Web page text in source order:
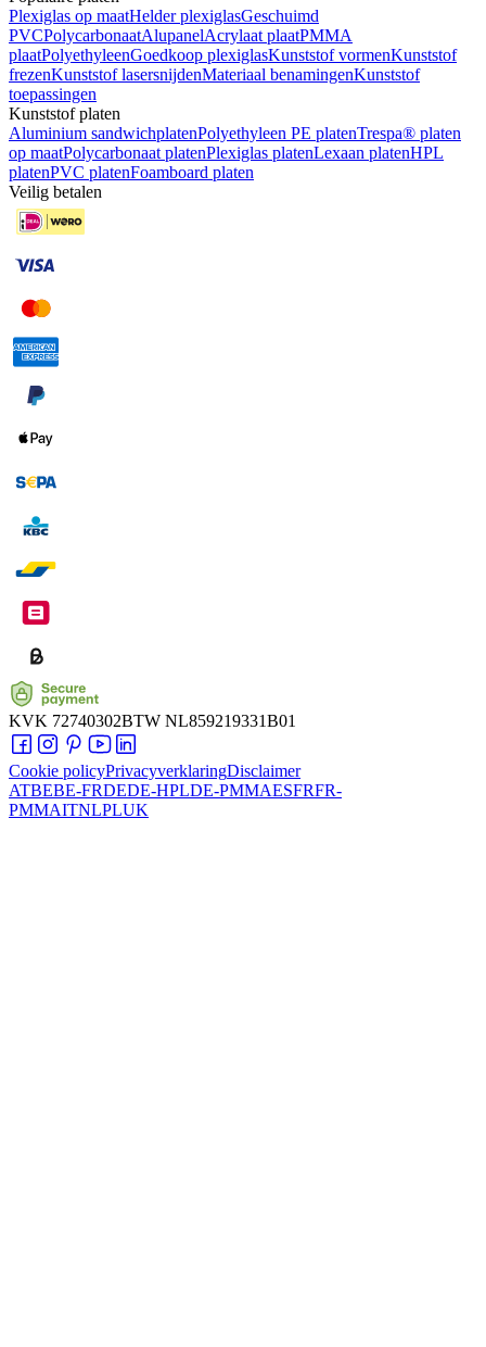
Plexiglas op maatHelder plexiglasGeschuimd
PVCPolycarbonaatAlupanelAcrylaat plaatPMMA
plaatPolyethyleenGoedkoop plexiglasKunststof vormenKunststof
frezenKunststof lasersnijdenMateriaal benamingenKunststof
toepassingen
Kunststof platen
Aluminium sandwichplatenPolyethyleen PE platenTrespa® platen
op maatPolycarbonaat platenPlexiglas platenLexaan platenHPL
platenPVC platenFoamboard platen
Veilig betalen
KVK 72740302BTW NL859219331B01
Cookie policyPrivacyverklaringDisclaimer
ATBEBE-FRDEDE-HPLDE-PMMAESFRFR-
PMMAITNLPLUK